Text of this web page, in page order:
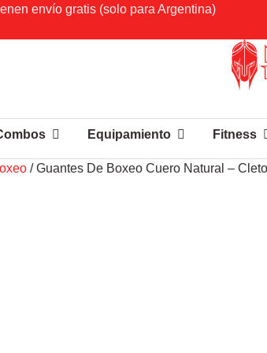
envío gratis (solo para Argentina)
Equipamiento Fitness
/ Guantes De Boxeo Cuero Natural –